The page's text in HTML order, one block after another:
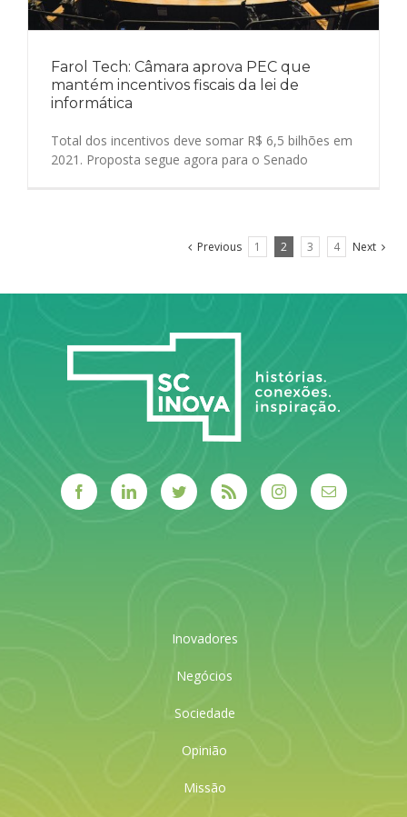
Farol Tech: Câmara aprova PEC que
mantém incentivos fiscais da lei de
informática
Total dos incentivos deve somar R$ 6,5 bilhões em
2021. Proposta segue agora para o Senado
Previous 1 2 3 4 Next
Inovadores
Negócios
Sociedade
Opinião
Missão